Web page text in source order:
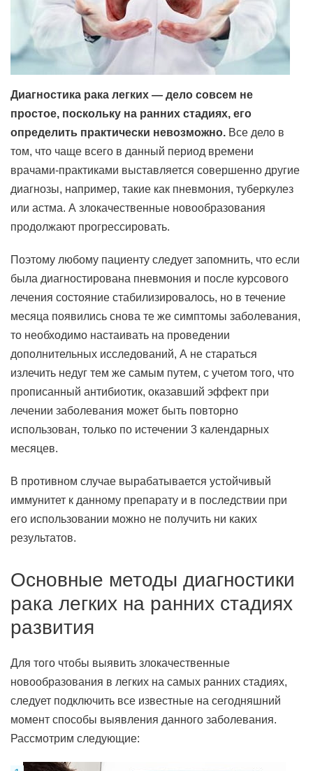
Диагностика рака легких — дело совсем не
простое, поскольку на ранних стадиях, его
определить практически невозможно. Все дело в
том, что чаще всего в данный период времени
врачами-практиками выставляется совершенно другие
диагнозы, например, такие как пневмония, туберкулез
или астма. А злокачественные новообразования
продолжают прогрессировать.
Поэтому любому пациенту следует запомнить, что если
была диагностирована пневмония и после курсового
лечения состояние стабилизировалось, но в течение
месяца появились снова те же симптомы заболевания,
то необходимо настаивать на проведении
дополнительных исследований, А не стараться
излечить недуг тем же самым путем, с учетом того, что
прописанный антибиотик, оказавший эффект при
лечении заболевания может быть повторно
использован, только по истечении 3 календарных
месяцев.
В противном случае вырабатывается устойчивый
иммунитет к данному препарату и в последствии при
его использовании можно не получить ни каких
результатов.
Основные методы диагностики
рака легких на ранних стадиях
развития
Для того чтобы выявить злокачественные
новообразования в легких на самых ранних стадиях,
следует подключить все известные на сегодняшний
момент способы выявления данного заболевания.
Рассмотрим следующие: